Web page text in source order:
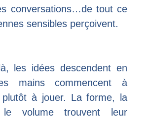
conversations…de tout ce
sensibles perçoivent.
les idées descendent en
mains commencent à
plutôt à jouer. La forme, la
volume trouvent leur